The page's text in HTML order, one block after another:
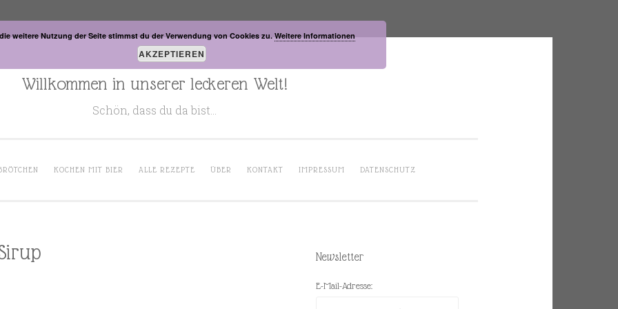
Willkommen in unserer leckeren Welt!
Schön, dass du da bist…
KOCHEN MIT BIER ALLE REZEPTE ÜBER KONTAKT IMPRESSUM DATENSCHUTZ
Newsletter
E-Mail-Adresse:
weitere Nutzung der Seite stimmst du der Verwendung von Cookies zu. Weitere Informationen
AKZEPTIEREN